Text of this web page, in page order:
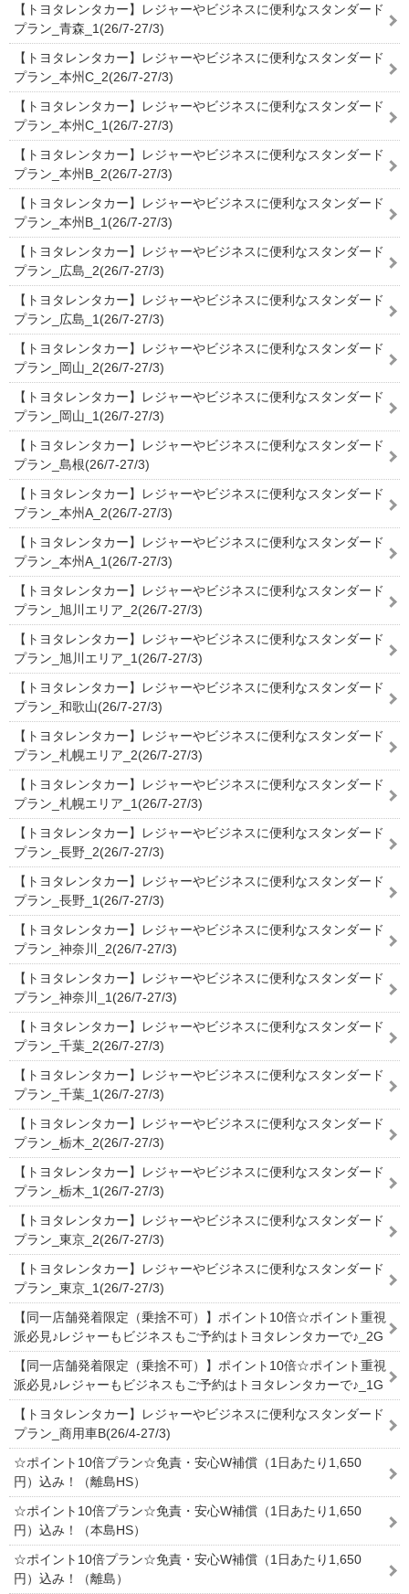
【トヨタレンタカー】レジャーやビジネスに便利なスタンダード
プラン_青森_1(26/7-27/3)
【トヨタレンタカー】レジャーやビジネスに便利なスタンダード
プラン_本州C_2(26/7-27/3)
【トヨタレンタカー】レジャーやビジネスに便利なスタンダード
プラン_本州C_1(26/7-27/3)
【トヨタレンタカー】レジャーやビジネスに便利なスタンダード
プラン_本州B_2(26/7-27/3)
【トヨタレンタカー】レジャーやビジネスに便利なスタンダード
プラン_本州B_1(26/7-27/3)
【トヨタレンタカー】レジャーやビジネスに便利なスタンダード
プラン_広島_2(26/7-27/3)
【トヨタレンタカー】レジャーやビジネスに便利なスタンダード
プラン_広島_1(26/7-27/3)
【トヨタレンタカー】レジャーやビジネスに便利なスタンダード
プラン_岡山_2(26/7-27/3)
【トヨタレンタカー】レジャーやビジネスに便利なスタンダード
プラン_岡山_1(26/7-27/3)
【トヨタレンタカー】レジャーやビジネスに便利なスタンダード
プラン_島根(26/7-27/3)
【トヨタレンタカー】レジャーやビジネスに便利なスタンダード
プラン_本州A_2(26/7-27/3)
【トヨタレンタカー】レジャーやビジネスに便利なスタンダード
プラン_本州A_1(26/7-27/3)
【トヨタレンタカー】レジャーやビジネスに便利なスタンダード
プラン_旭川エリア_2(26/7-27/3)
【トヨタレンタカー】レジャーやビジネスに便利なスタンダード
プラン_旭川エリア_1(26/7-27/3)
【トヨタレンタカー】レジャーやビジネスに便利なスタンダード
プラン_和歌山(26/7-27/3)
【トヨタレンタカー】レジャーやビジネスに便利なスタンダード
プラン_札幌エリア_2(26/7-27/3)
【トヨタレンタカー】レジャーやビジネスに便利なスタンダード
プラン_札幌エリア_1(26/7-27/3)
【トヨタレンタカー】レジャーやビジネスに便利なスタンダード
プラン_長野_2(26/7-27/3)
【トヨタレンタカー】レジャーやビジネスに便利なスタンダード
プラン_長野_1(26/7-27/3)
【トヨタレンタカー】レジャーやビジネスに便利なスタンダード
プラン_神奈川_2(26/7-27/3)
【トヨタレンタカー】レジャーやビジネスに便利なスタンダード
プラン_神奈川_1(26/7-27/3)
【トヨタレンタカー】レジャーやビジネスに便利なスタンダード
プラン_千葉_2(26/7-27/3)
【トヨタレンタカー】レジャーやビジネスに便利なスタンダード
プラン_千葉_1(26/7-27/3)
【トヨタレンタカー】レジャーやビジネスに便利なスタンダード
プラン_栃木_2(26/7-27/3)
【トヨタレンタカー】レジャーやビジネスに便利なスタンダード
プラン_栃木_1(26/7-27/3)
【トヨタレンタカー】レジャーやビジネスに便利なスタンダード
プラン_東京_2(26/7-27/3)
【トヨタレンタカー】レジャーやビジネスに便利なスタンダード
プラン_東京_1(26/7-27/3)
【同一店舗発着限定（乗捨不可）】ポイント10倍☆ポイント重視
派必見♪レジャーもビジネスもご予約はトヨタレンタカーで♪_2G
【同一店舗発着限定（乗捨不可）】ポイント10倍☆ポイント重視
派必見♪レジャーもビジネスもご予約はトヨタレンタカーで♪_1G
【トヨタレンタカー】レジャーやビジネスに便利なスタンダード
プラン_商用車B(26/4-27/3)
☆ポイント10倍プラン☆免責・安心W補償（1日あたり1,650
円）込み！（離島HS）
☆ポイント10倍プラン☆免責・安心W補償（1日あたり1,650
円）込み！（本島HS）
☆ポイント10倍プラン☆免責・安心W補償（1日あたり1,650
円）込み！（離島）